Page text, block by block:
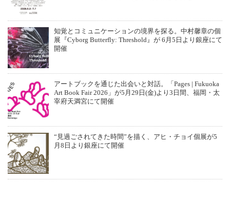
知覚とコミュニケーションの境界を探る。中村馨章の個
展『Cyborg Butterfly: Threshold』が 6月5日より銀座にて
開催
アートブックを通じた出会いと対話。「Pages | Fukuoka
Art Book Fair 2026」が5月29日(金)より3日間、福岡・太
宰府天満宮にて開催
“見過ごされてきた時間”を描く、アヒ・チョイ個展が5
月8日より銀座にて開催